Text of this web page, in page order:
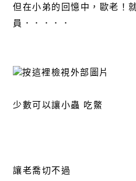
但在小弟的回憶中，歐老！
員．．．．．
少數可以讓小蟲 吃鱉
讓老喬切不過